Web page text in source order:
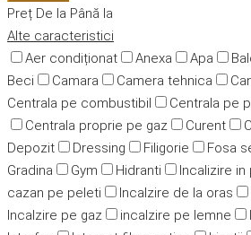
Preț De la Până la
Alte caracteristici
Aer condiționat
Anexa Apa
Beci
Camara Camera tehnica
Centrala pe combustibil
Centrala pe
Centrala proprie pe gaz
Curent
Depozit
Dressing Filigorie Fosa
Gradina
Gym Hidranti Incalizire in
cazan pe peleti
Incalzire de la oras
Incalzire pe gaz
incalzire pe lemne